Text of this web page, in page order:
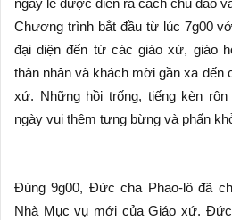
ngày lễ được diễn ra cách chu đáo
Chương trình bắt đầu từ lúc 7g00
đại diện đến từ các giáo xứ, giáo
thân nhân và khách mời gần xa đến
xứ. Những hồi trống, tiếng kèn
ngày vui thêm tưng bừng và phấn
Đúng 9g00, Đức cha Phao-lô đã
Nhà Mục vụ mới của Giáo xứ.